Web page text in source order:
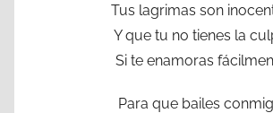
Tus lagrimas son
Y que tu no tienes la
Si te enamoras
Para que bailes